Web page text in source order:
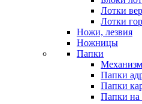
Лотки
Лотки
Ножи, лезвия
Ножницы
Папки
Папки
Папки
Папки на